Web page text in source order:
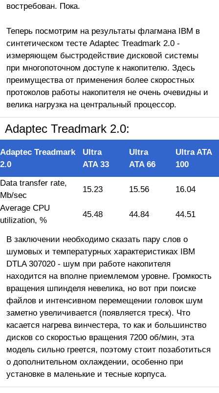
востребован. Пока.
Теперь посмотрим на результаты флагмана IBM в
синтетическом тесте Adaptec Treadmark 2.0 -
измеряющем быстродействие дисковой системы
при многопоточном доступе к накопителю. Здесь
преимущества от применения более скоростных
протоколов работы накопителя не очень очевидны и
велика нагрузка на центральный процессор.
Adaptec Treadmark 2.0:
Adaptec Treadmark
2.0
Ultra
ATA 33
Ultra
ATA 66
Ultra ATA
100
Data transfer rate,
Mb/sec
15.23 15.56
16.04
Average CPU
utilization, %
45.48 44.84 44.51
В заключении необходимо сказать пару слов о
шумовых и температурных характеристиках IBM
DTLA 307020 - шум при работе накопителя
находится на вполне приемлемом уровне. Громкость
вращения шпинделя невелика, но вот при поиске
файлов и интенсивном перемещении головок шум
заметно увеличивается (появляется треск). Что
касается нагрева винчестера, то как и большинство
дисков со скоростью вращения 7200 об/мин, эта
модель сильно греется, поэтому стоит позаботиться
о дополнительном охлаждении, особенно при
установке в маленькие и тесные корпуса.